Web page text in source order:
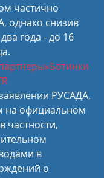
частично
однако снизив
года - до 16
Ботинки
РУСАДА,
на официальном
частности,
в
о